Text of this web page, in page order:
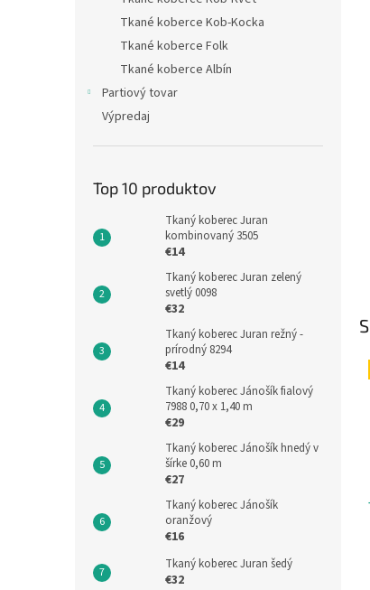
Tkané koberce Kob-Kocka
Tkané koberce Folk
Tkané koberce Albín
Partiový tovar
Výpredaj
Top 10 produktov
Tkaný koberec Juran
kombinovaný 3505
€14
Tkaný koberec Juran zelený
svetlý 0098
€32
Tkaný koberec Juran režný -
prírodný 8294
€14
Tkaný koberec Jánošík fialový
7988 0,70 x 1,40 m
€29
Tkaný koberec Jánošík hnedý v
šírke 0,60 m
€27
Tkaný koberec Jánošík
oranžový
€16
Tkaný koberec Juran šedý
€32